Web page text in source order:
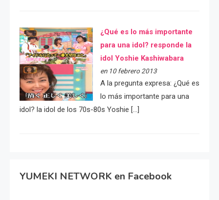
¿Qué es lo más importante
para una idol? responde la
idol Yoshie Kashiwabara
en 10 febrero 2013
A la pregunta expresa: ¿Qué es
lo más importante para una
idol? la idol de los 70s-80s Yoshie […]
YUMEKI NETWORK en Facebook